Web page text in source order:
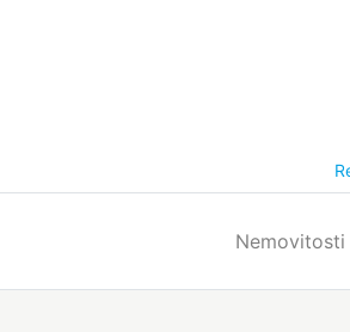
Nemovitosti